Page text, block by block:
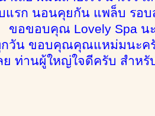
แรก นอนคุยกัน แพล็บ รอ
อขอบคุณ Lovely Spa น
กวัน ขอบคุณคุณแหม่มนะค
ย ท่านผู้ใหญ่ใจดีครับ สำห